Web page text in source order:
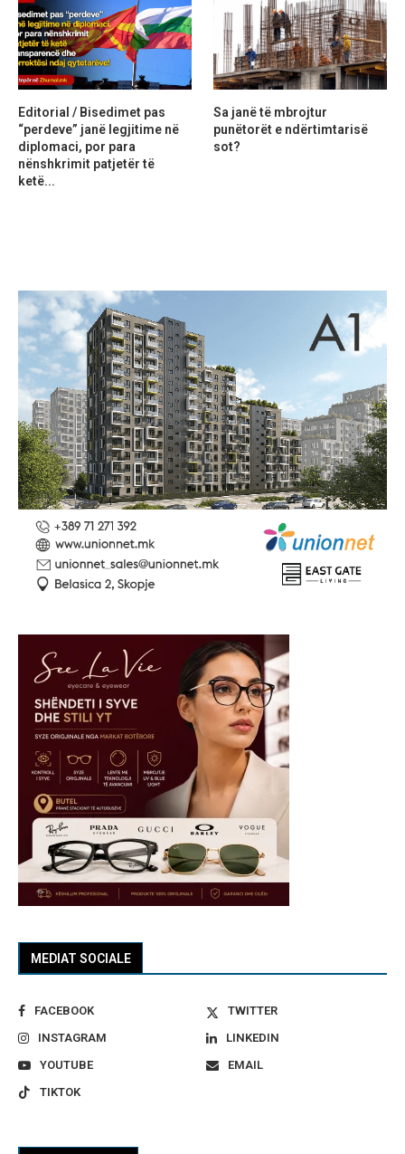
MEDIAT SOCIALE
FACEBOOK
TWITTER
INSTAGRAM
LINKEDIN
YOUTUBE
EMAIL
TIKTOK
Editorial / Bisedimet pas
“perdeve” janë legjitime në
diplomaci, por para
nënshkrimit patjetër të
ketë...
Sa janë të mbrojtur
punëtorët e ndërtimtarisë
sot?